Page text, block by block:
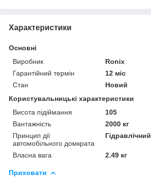
Характеристики
Основні
Виробник
Ronix
Гарантійний термін
12 міс
Стан
Новий
Користувальницькі характеристики
Висота підіймання
105
Вантажність
2000 кг
Принцип дії
автомобільного домкрата
Гідравлічний
Власна вага 2.49 кг
Приховати